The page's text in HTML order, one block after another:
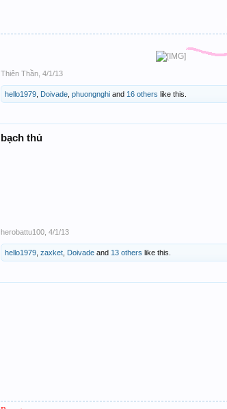
Thiên Thần 4/1/13
hello1979 Doivade phuongnghi and 16 others like this.
bạch thủ
herobattu100 4/1/13
hello1979 zaxket Doivade and 13 others like this.